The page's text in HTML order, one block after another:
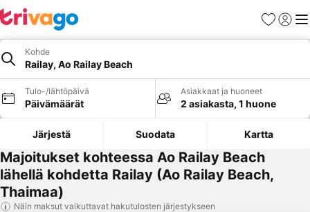
Suosikit
Kohde
Railay, Ao Railay Beach
Tulo-/lähtöpäivä
Päivämäärät
Asiakkaat ja huoneet
2 asiakasta, 1 huone
Järjestä Suodata Kartta
Majoitukset kohteessa Ao Railay Beach
lähellä kohdetta Railay (Ao Railay Beach,
Thaimaa)
Näin maksut vaikuttavat hakutulosten järjestykseen